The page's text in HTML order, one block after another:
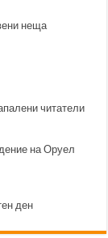
неща
читатели
на Оруел
ден